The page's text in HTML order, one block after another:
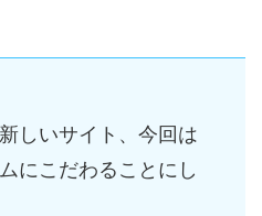
しいサイト、今回は
にこだわることにし